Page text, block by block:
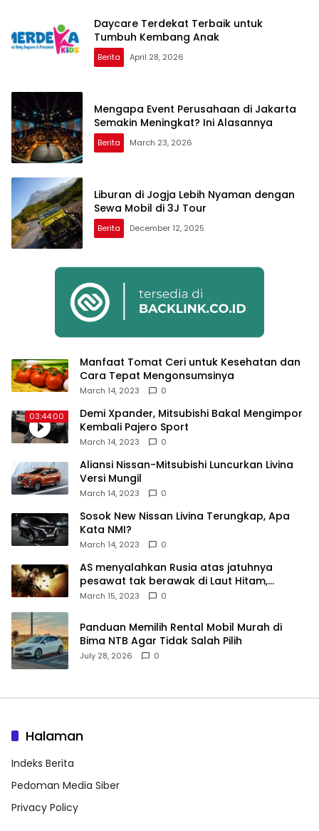
Daycare Terdekat Terbaik untuk
Tumbuh Kembang Anak
Berita April 28, 2026
Mengapa Event Perusahaan di Jakarta
Semakin Meningkat? Ini Alasannya
Berita March 23, 2026
Liburan di Jogja Lebih Nyaman dengan
Sewa Mobil di 3J Tour
Berita December 12, 2025
Manfaat Tomat Ceri untuk Kesehatan dan
Cara Tepat Mengonsumsinya
March 14, 2023 0
03:44:00
Demi Xpander, Mitsubishi Bakal Mengimpor
Kembali Pajero Sport
March 14, 2023 0
Aliansi Nissan-Mitsubishi Luncurkan Livina
Versi Mungil
March 14, 2023 0
Sosok New Nissan Livina Terungkap, Apa
Kata NMI?
March 14, 2023 0
AS menyalahkan Rusia atas jatuhnya
pesawat tak berawak di Laut Hitam,
Moskow menyangkal
March 15, 2023 0
Panduan Memilih Rental Mobil Murah di
Bima NTB Agar Tidak Salah Pilih
July 28, 2026 0
Halaman
Indeks Berita
Pedoman Media Siber
Privacy Policy